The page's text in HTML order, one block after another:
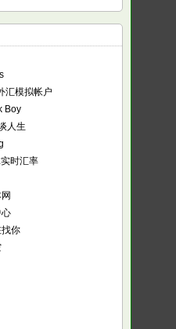
汇模拟帐户
Boy
人生
时汇率
你